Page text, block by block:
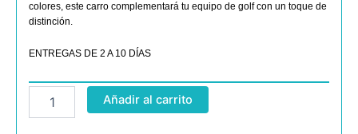
colores, este carro complementará tu equipo de golf con un toque de
distinción.
ENTREGAS DE 2 A 10 DÍAS
Añadir al carrito